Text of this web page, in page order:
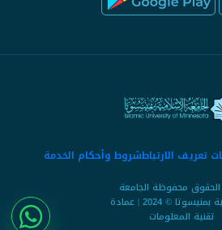
تعريف الارتباطشروط وأحكام الخدمة
محفوظة الجامعة
الإسلامية بمنيسوتا © 2024 | عمادة
تقنية المعلومات